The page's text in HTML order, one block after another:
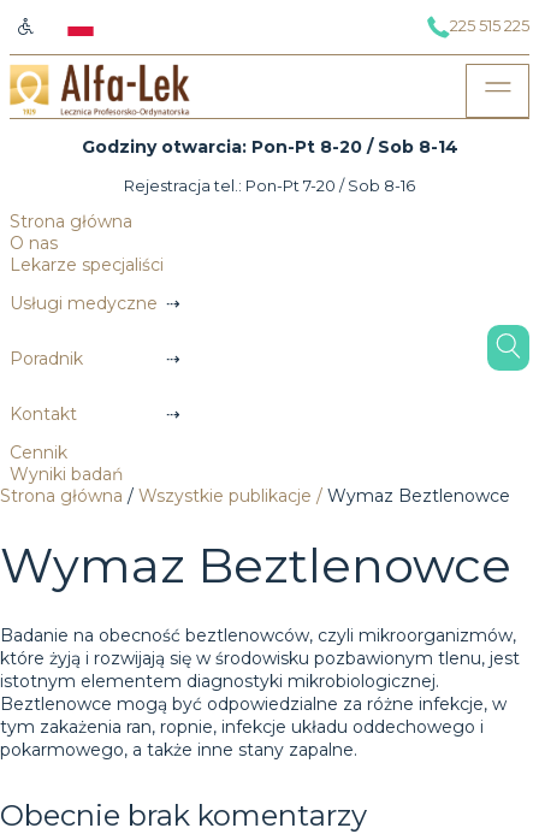
225 515 225
Godziny otwarcia: Pon-Pt 8-20 / Sob 8-14
Rejestracja tel.: Pon-Pt 7-20 / Sob 8-16
Strona główna
O nas
Lekarze specjaliści
Usługi medyczne
Poradnik
Kontakt
Cennik
Wyniki badań
Strona główna / Wszystkie publikacje / Wymaz Beztlenowce
Wymaz Beztlenowce
Badanie na obecność beztlenowców, czyli mikroorganizmów,
które żyją i rozwijają się w środowisku pozbawionym tlenu, jest
istotnym elementem diagnostyki mikrobiologicznej.
Beztlenowce mogą być odpowiedzialne za różne infekcje, w
tym zakażenia ran, ropnie, infekcje układu oddechowego i
pokarmowego, a także inne stany zapalne.
Obecnie brak komentarzy